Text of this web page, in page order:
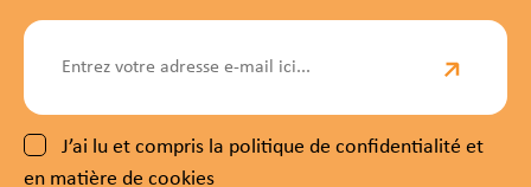
J’ai lu et compris la politique de confidentialité et
en matière de cookies